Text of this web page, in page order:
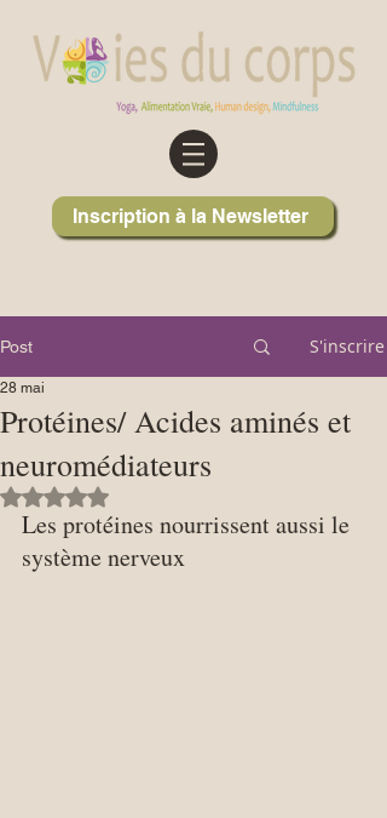
Inscription à la Newsletter
Post S'inscrire
Protéines/ Acides aminés et
neuromédiateurs
28 mai
Noté NaN étoiles sur 5.
Les protéines nourrissent aussi le
système nerveux